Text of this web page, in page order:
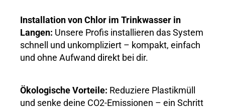
Installation von Chlor im Trinkwasser in
Langen: Unsere Profis installieren das System
schnell und unkompliziert – kompakt, einfach
und ohne Aufwand direkt bei dir.
Ökologische Vorteile: Reduziere Plastikmüll
und senke deine CO2-Emissionen – ein Schritt